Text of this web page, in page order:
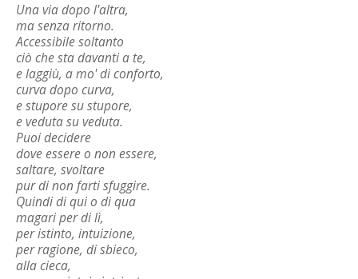
Una via dopo l'altra,
ma senza ritorno.
Accessibile soltanto
ciò che sta davanti a te,
e laggiù, a mo' di conforto,
curva dopo curva,
e stupore su stupore,
e veduta su veduta.
Puoi decidere
dove essere o non essere,
saltare, svoltare
pur di non farti sfuggire.
Quindi di qui o di qua
magari per di lì,
per istinto, intuizione,
per ragione, di sbieco,
alla cieca,